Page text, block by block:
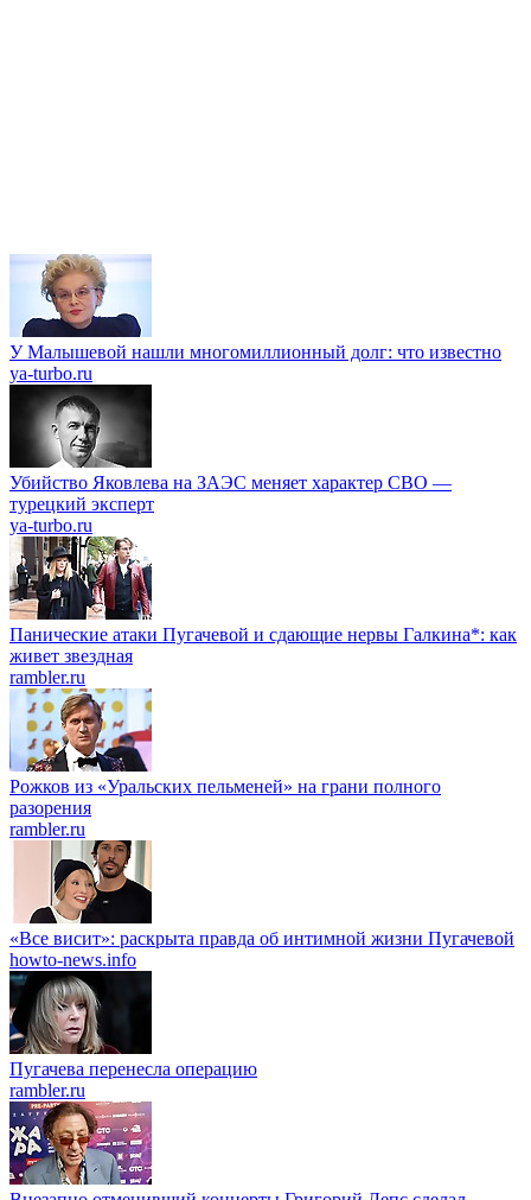
У Малышевой нашли многомиллионный долг: что известно
ya-turbo.ru
Убийство Яковлева на ЗАЭС меняет характер СВО —
турецкий эксперт
ya-turbo.ru
Панические атаки Пугачевой и сдающие нервы Галкина*: как
живет звездная
rambler.ru
Рожков из «Уральских пельменей» на грани полного
разорения
rambler.ru
«Все висит»: раскрыта правда об интимной жизни Пугачевой
howto-news.info
Пугачева перенесла операцию
rambler.ru